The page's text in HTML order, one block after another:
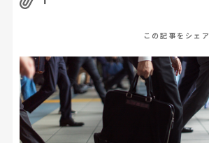
この記事をシェア